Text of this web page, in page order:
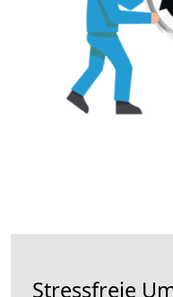
Stressfreie